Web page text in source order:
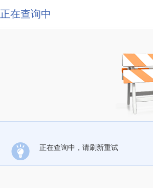
正在查询中
正在查询中，请刷新重试